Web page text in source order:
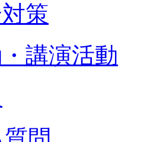
策
講演活動